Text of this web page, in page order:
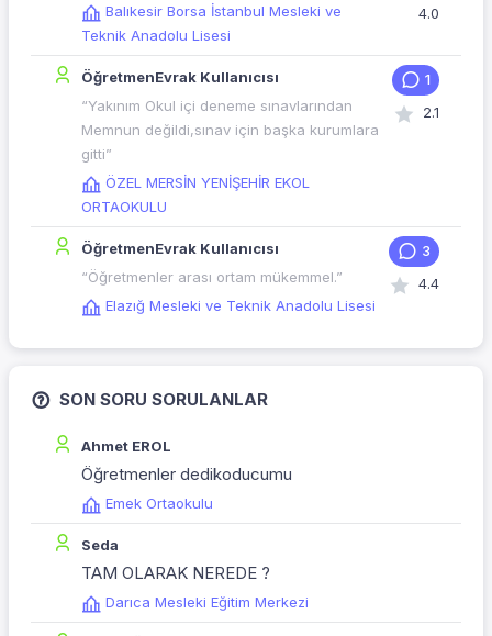
Balıkesir Borsa İstanbul Mesleki ve
Teknik Anadolu Lisesi
4.0
ÖğretmenEvrak Kullanıcısı
“Yakınım Okul içi deneme sınavlarından
Memnun değildi,sınav için başka kurumlara
gitti”
ÖZEL MERSİN YENİŞEHİR EKOL
ORTAOKULU
1
2.1
ÖğretmenEvrak Kullanıcısı
“Öğretmenler arası ortam mükemmel.”
Elazığ Mesleki ve Teknik Anadolu Lisesi
3
4.4
SON SORU SORULANLAR
Ahmet EROL
Öğretmenler dedikoducumu
Emek Ortaokulu
Seda
TAM OLARAK NEREDE ?
Darıca Mesleki Eğitim Merkezi